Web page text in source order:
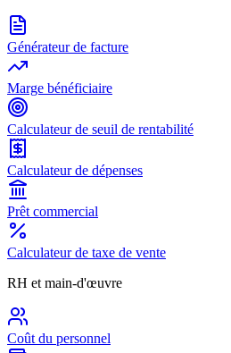
Générateur de facture
Marge bénéficiaire
Calculateur de seuil de rentabilité
Calculateur de dépenses
Prêt commercial
Calculateur de taxe de vente
RH et main-d'œuvre
Coût du personnel